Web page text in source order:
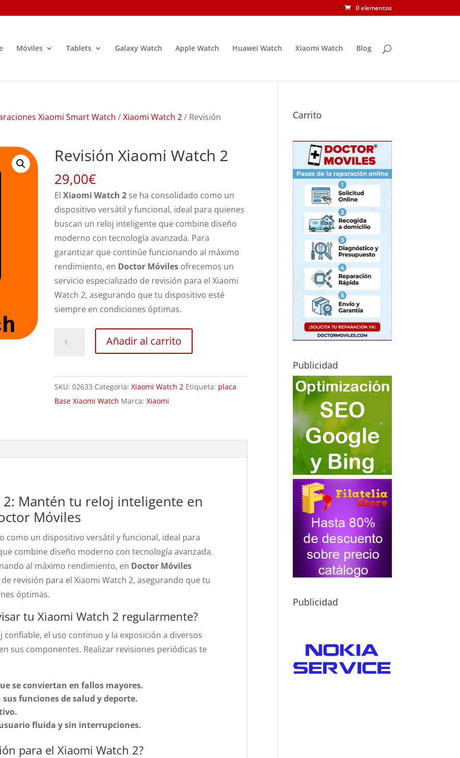
0 elementos
Móviles Tablets Galaxy Watch Apple Watch Huawei Watch Xiaomi Watch Blog
Xiaomi Smart Watch /Xiaomi Watch 2/ Revisión
Revisión Xiaomi Watch 2
29,00€
ElXiaomi Watch 2 se ha consolidado como un
dispositivo versátil y funcional, ideal para quienes
buscan un reloj inteligente que combine diseño
moderno con tecnología avanzada. Para
garantizar que continúe funcionando al máximo
rendimiento, en Doctor Móviles ofrecemos un
servicio especializado de revisión para el Xiaomi
Watch 2, asegurando que tu dispositivo esté
siempre en condiciones óptimas.
2
cantidad
Añadir al carrito
SKU:02633 Categoría:Xiaomi Watch 2 Etiqueta: placa
Base Xiaomi Watch Marca:Xiaomi
2: Mantén tu reloj inteligente en
Móviles
como un dispositivo versátil y funcional, ideal para
combine diseño moderno con tecnología avanzada.
al máximo rendimiento, en Doctor Móviles
revisión para el Xiaomi Watch 2, asegurando que tu
óptimas.
tu Xiaomi Watch 2 regularmente?
confiable, el uso continuo y la exposición a diversos
sus componentes. Realizar revisiones periódicas te
se conviertan en fallos mayores.
funciones de salud y deporte.
fluida y sin interrupciones.
para el Xiaomi Watch 2?
Carrito
Publicidad
Publicidad